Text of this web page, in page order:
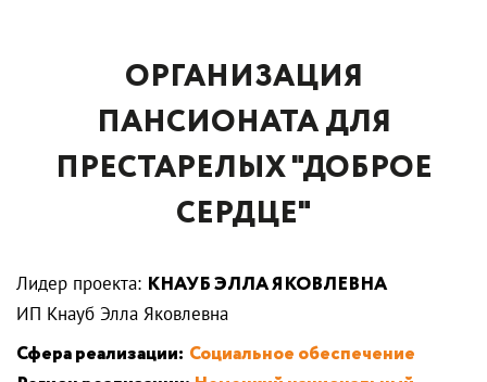
ОРГАНИЗАЦИЯ
ПАНСИОНАТА ДЛЯ
ПРЕСТАРЕЛЫХ "ДОБРОЕ
СЕРДЦЕ"
Лидер проекта: КНАУБ ЭЛЛА ЯКОВЛЕВНА
ИП Кнауб Элла Яковлевна
Сфера реализации: Социальное обеспечение